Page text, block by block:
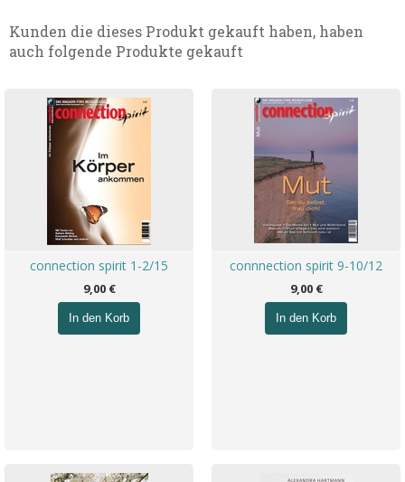
Kunden die dieses Produkt gekauft haben, haben
auch folgende Produkte gekauft
connection spirit 1-2/15
9,00 €
In den Korb
connnection spirit 9-10/12
9,00 €
In den Korb